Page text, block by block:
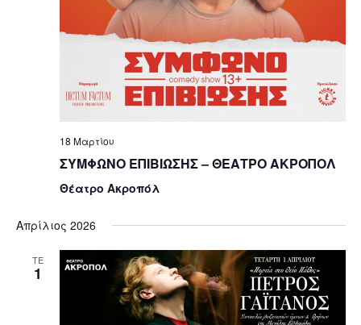
18 Μαρτίου
ΣΥΜΦΩΝΟ ΕΠΙΒΙΩΣΗΣ – ΘΕΑΤΡΟ ΑΚΡΟΠΟΛ
Θέατρο Ακροπόλ
Απρίλιος 2026
ΤΕ
1